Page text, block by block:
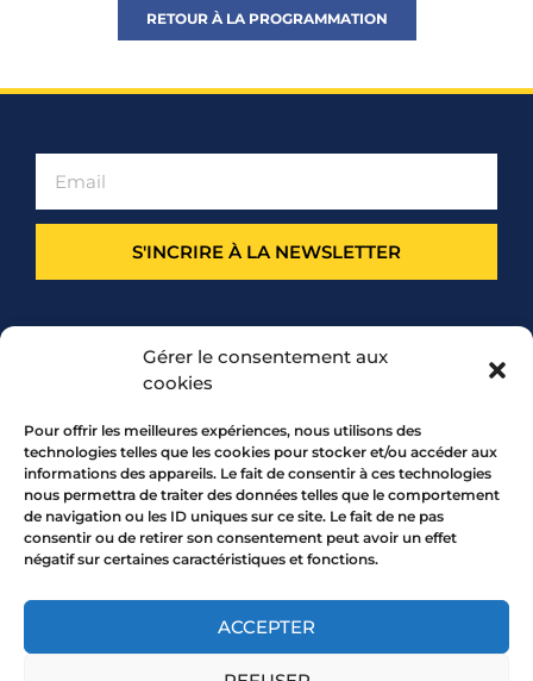
Gérer le consentement aux
cookies
Pour offrir les meilleures expériences, nous utilisons des
technologies telles que les cookies pour stocker et/ou accéder aux
informations des appareils. Le fait de consentir à ces technologies
nous permettra de traiter des données telles que le comportement
de navigation ou les ID uniques sur ce site. Le fait de ne pas
consentir ou de retirer son consentement peut avoir un effet
négatif sur certaines caractéristiques et fonctions.
ACCEPTER
RETOUR À LA PROGRAMMATION
S'INCRIRE À LA NEWSLETTER